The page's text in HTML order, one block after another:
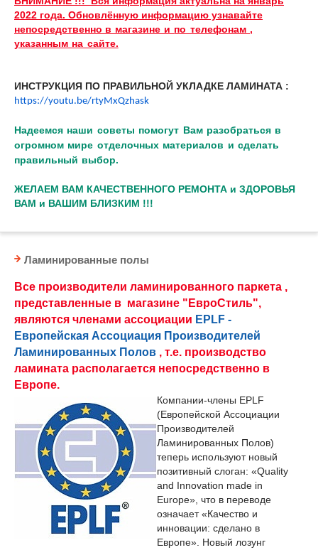
2022 года. Обновлённую информацию узнавайте
непосредственно в магазине и по телефонам ,
указанным на сайте.
ИНСТРУКЦИЯ ПО ПРАВИЛЬНОЙ УКЛАДКЕ ЛАМИНАТА :
https://youtu.be/rtyMxQzhask
Надеемся наши советы помогут Вам разобраться в
огромном мире отделочных материалов и сделать
правильный выбор.
ЖЕЛАЕМ ВАМ КАЧЕСТВЕННОГО РЕМОНТА и ЗДОРОВЬЯ
ВАМ и ВАШИМ БЛИЗКИМ !!!
Ламинированные полы
Все производители ламинированного паркета ,
представленные в магазине "ЕвроСтиль",
являются членами ассоциации EPLF -
Европейская Ассоциация Производителей
Ламинированных Полов , т.е. производство
ламината располагается непосредственно в
Европе.
Компании-члены EPLF
(Европейской Ассоциации
Производителей
Ламинированных Полов)
теперь используют новый
позитивный слоган: «Quality
and Innovation made in
Europe», что в переводе
означает «Качество и
инновации: сделано в
Европе». Новый лозунг